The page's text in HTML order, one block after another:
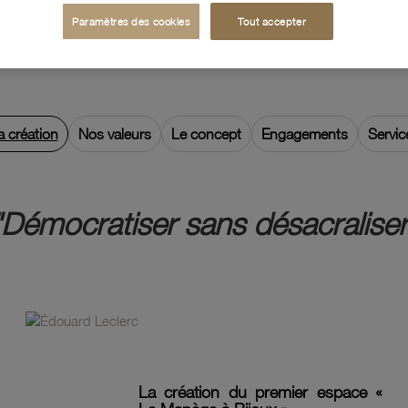
création Nos valeurs Le concept Engagements
sans
La création du premier espace «
Paramètres des cookies Tout accepter